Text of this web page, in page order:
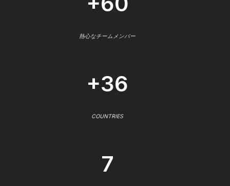
熱心なチームメンバー
+36
COUNTRIES
7